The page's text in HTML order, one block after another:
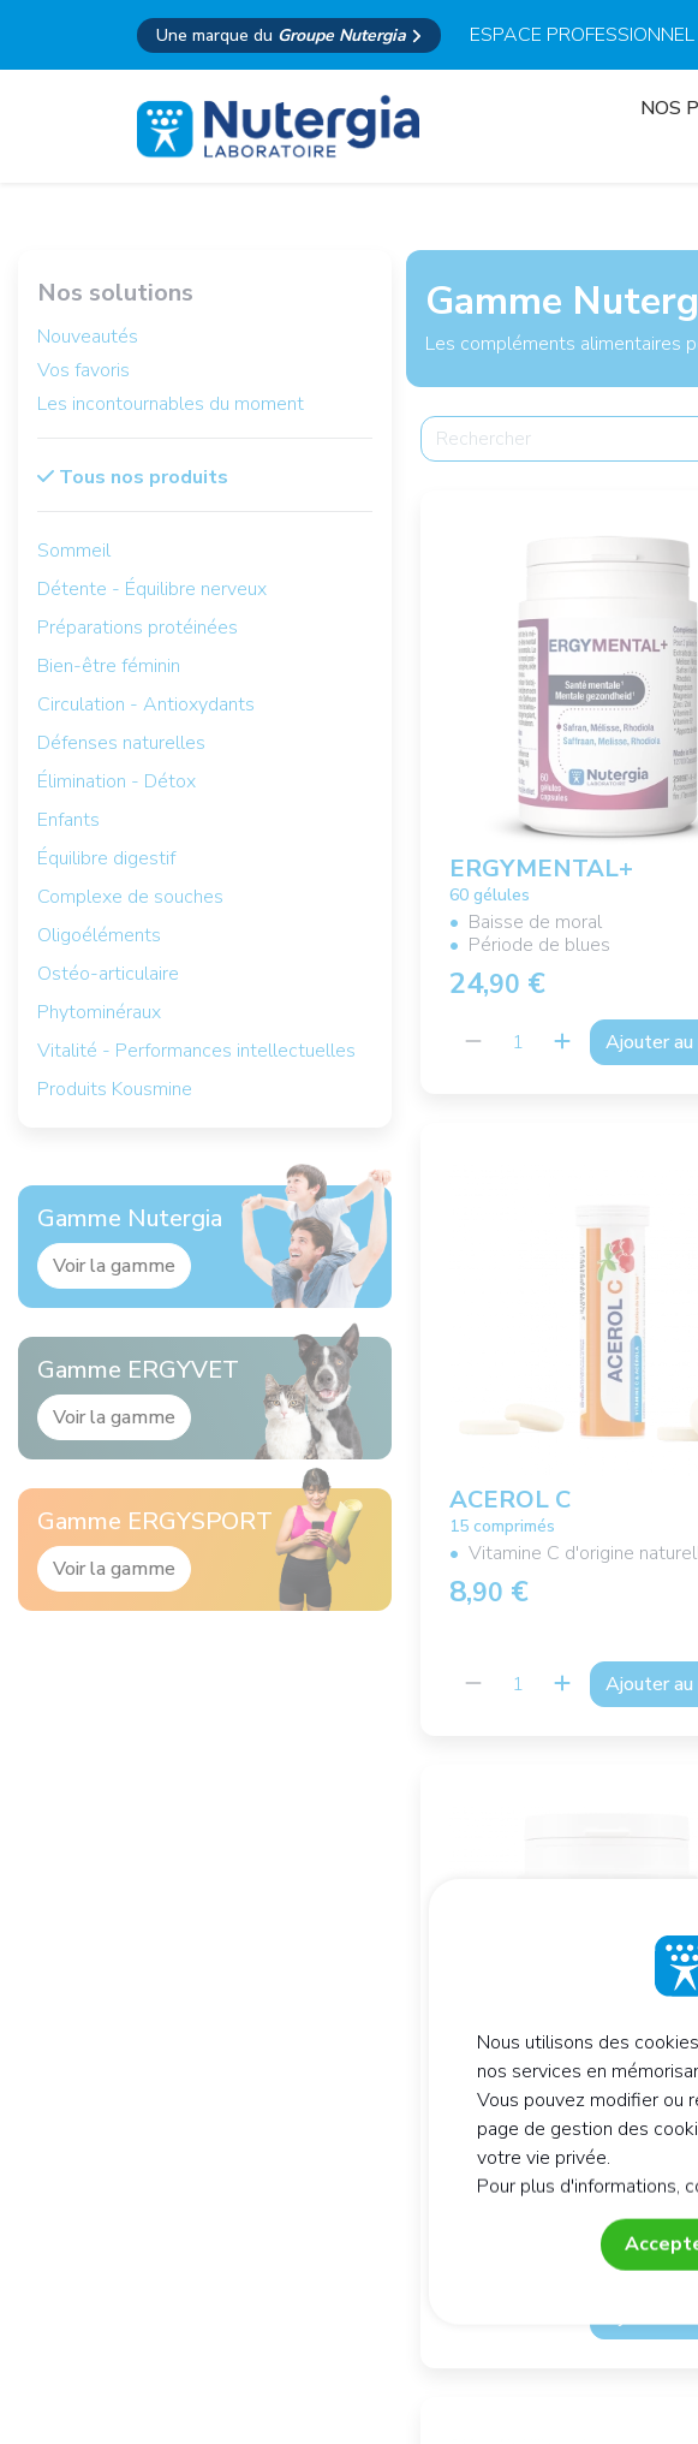
Une marque du Groupe Nutergia ESPACE PROFESSIONNEL
NOS
Gamme
Les compléments alimentaires
ERGYMENTAL+
60 gélules
Baisse de moral
Période de blues
24,90 €
Ajouter au
ACEROL C
15 comprimés
Vitamine C d'origine
8,90 €
Ajouter au
ERGYBASE
60 gélules
Vaincre l'acidité
Nos solutions
Nouveautés
Vos favoris
Les incontournables du moment
Tous nos produits
Sommeil
Détente - Équilibre nerveux
Préparations protéinées
Bien-être féminin
Circulation - Antioxydants
Défenses naturelles
Élimination - Détox
Enfants
Équilibre digestif
Complexe de souches
Oligoéléments
Ostéo-articulaire
Phytominéraux
Vitalité - Performances intellectuelles
Produits Kousmine
Gamme Nutergia
Voir la gamme
Gamme ERGYVET
Voir la gamme
Gamme ERGYSPORT
Voir la gamme
Nous utilisons des
nos services en
Vous pouvez modifier ou
page de gestion des
votre vie privée.
Pour plus d'informations,